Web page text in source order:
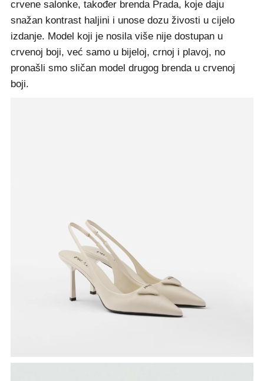
crvene salonke, također brenda Prada, koje daju
snažan kontrast haljini i unose dozu živosti u cijelo
izdanje. Model koji je nosila više nije dostupan u
crvenoj boji, već samo u bijeloj, crnoj i plavoj, no
pronašli smo sličan model drugog brenda u crvenoj
boji.